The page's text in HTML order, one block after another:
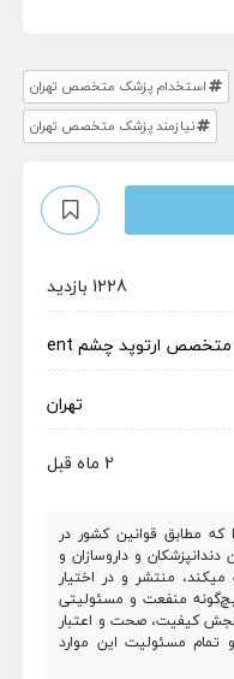
استخدام پزشک متخصص تهران
نیازمند پزشک متخصص تهران
1228 بازدید
متخصص ارتوپدچشم ent
تهران
2 ماه قبل
که مطابق قوانین کشور در
و داروسازان و
منتشر و در اختیار
منفعت و مسئولیتی
کیفیت، صحت و اعتبار
تمام مسئولیت این موارد